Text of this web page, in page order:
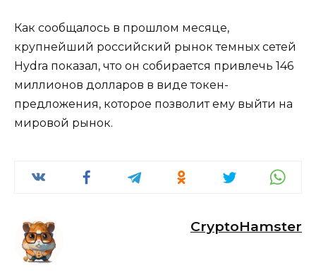
Как сообщалось в прошлом месяце,
крупнейший российский рынок темных сетей
Hydra показал, что он собирается привлечь 146
миллионов долларов в виде токен-
предложения, которое позволит ему выйти на
мировой рынок.
CryptoHamster